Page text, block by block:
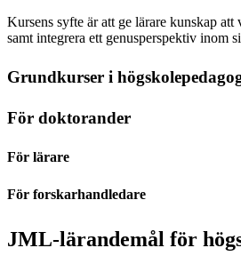
Kursens syfte är att ge lärare kunskap
samt integrera ett genusperspektiv inom
Grundkurser i
För doktorander
För lärare
För forskarhandledare
JML-lärandemål för